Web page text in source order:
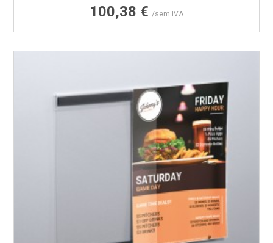
Preço
100,38 € /sem IVA